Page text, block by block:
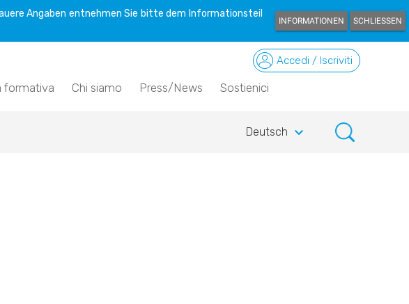
Angaben entnehmen Sie bitte dem Informationsteil
INFORMATIONEN SCHLIESSEN
formativa Chi siamo Press/News Sostienici
Accedi / Iscriviti
Deutsch keyboard_arrow_down